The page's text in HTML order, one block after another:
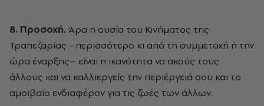
8. Προσοχή. Άρα η ουσία του Κινήματος της
Τραπεζαρίας –περισσότερο κι από τη συμμετοχή ή την
ώρα έναρξης– είναι η ικανότητα να ακούς τους
άλλους και να καλλιεργείς την περιέργειά σου και το
αμοιβαίο ενδιαφέρον για τις ζωές των άλλων.